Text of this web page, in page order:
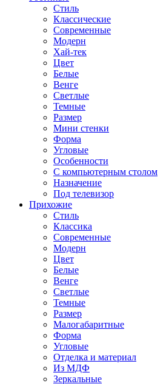
Стиль
Классические
Современные
Модерн
Хай-тек
Цвет
Белые
Венге
Светлые
Темные
Размер
Мини стенки
Форма
Угловые
Особенности
С компьютерным столом
Назначение
Под телевизор
Прихожие
Стиль
Классика
Современные
Модерн
Цвет
Белые
Венге
Светлые
Темные
Размер
Малогабаритные
Форма
Угловые
Отделка и материал
Из МДФ
Зеркальные